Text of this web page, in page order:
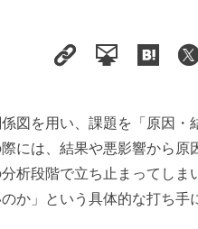
図を用い、課題を「原因・
には、結果や悪影響から原
析段階で立ち止まってしま
か」という具体的な打ち手